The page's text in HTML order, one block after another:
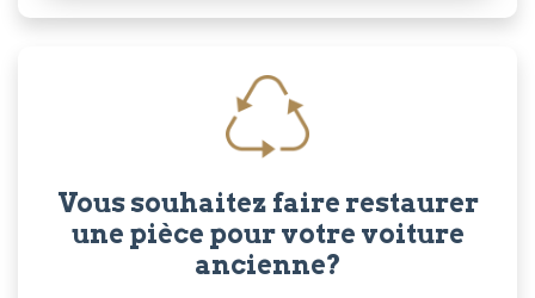
Vous souhaitez faire restaurer
une pièce pour votre voiture
ancienne?